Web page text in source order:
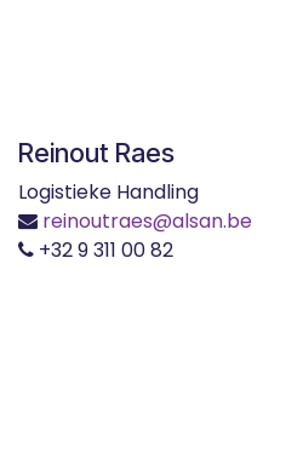
Reinout Raes
Logistieke Handling
reinoutraes@alsan.be
+32 9 311 00 82